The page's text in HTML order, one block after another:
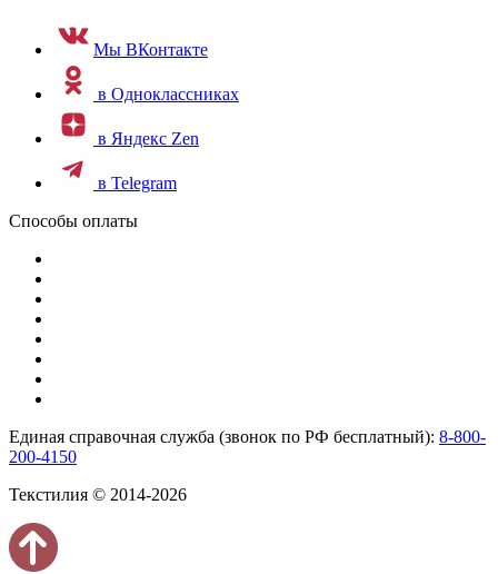
Мы ВКонтакте
в Одноклассниках
в Яндекс Zen
в Telegram
Способы оплаты
Единая справочная служба (звонок по РФ бесплатный): 8-800-
200-4150
Текстилия © 2014-2026